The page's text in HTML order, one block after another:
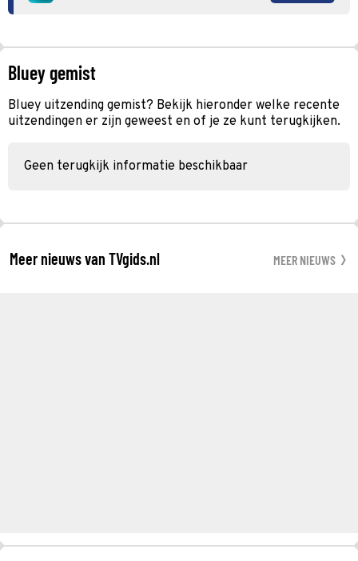
Bluey gemist
Bluey uitzending gemist? Bekijk hieronder welke recente
uitzendingen er zijn geweest en of je ze kunt terugkijken.
Geen terugkijk informatie beschikbaar
Meer nieuws van TVgids.nl MEER NIEUWS